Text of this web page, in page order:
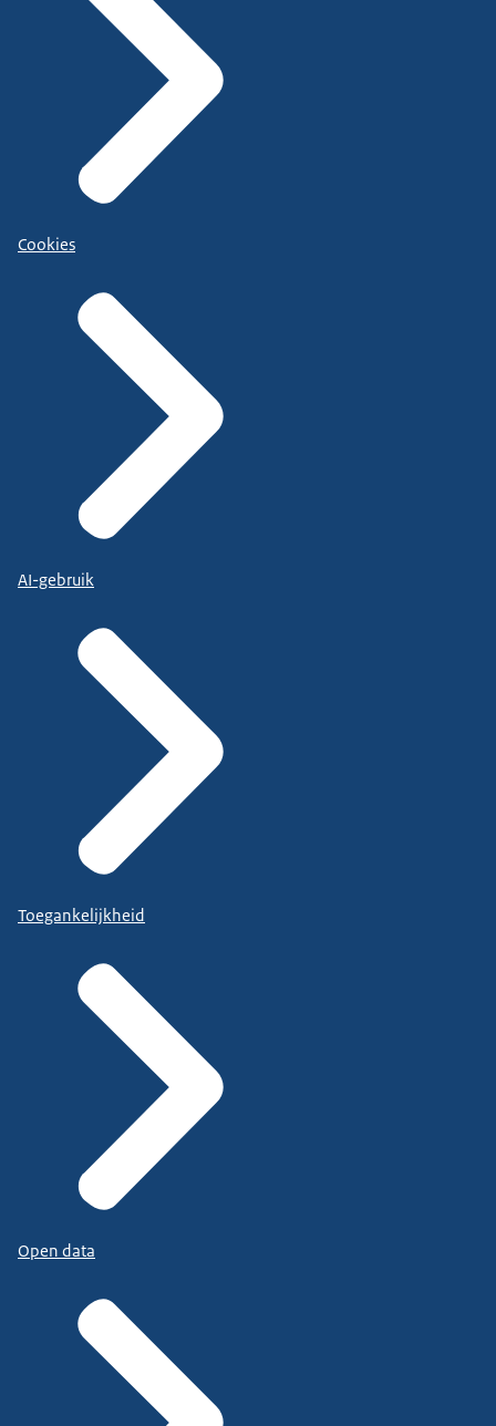
Cookies
AI-gebruik
Toegankelijkheid
Open data